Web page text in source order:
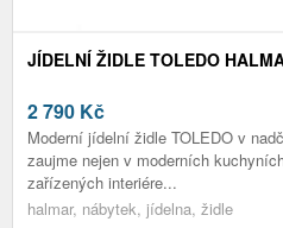
JÍDELNÍ ŽIDLE TOLEDO
2 790 Kč
Moderní jídelní židle TOLEDO v
zaujme nejen v moderních
zařízených interiére...
halmar, nábytek, jídelna, židle